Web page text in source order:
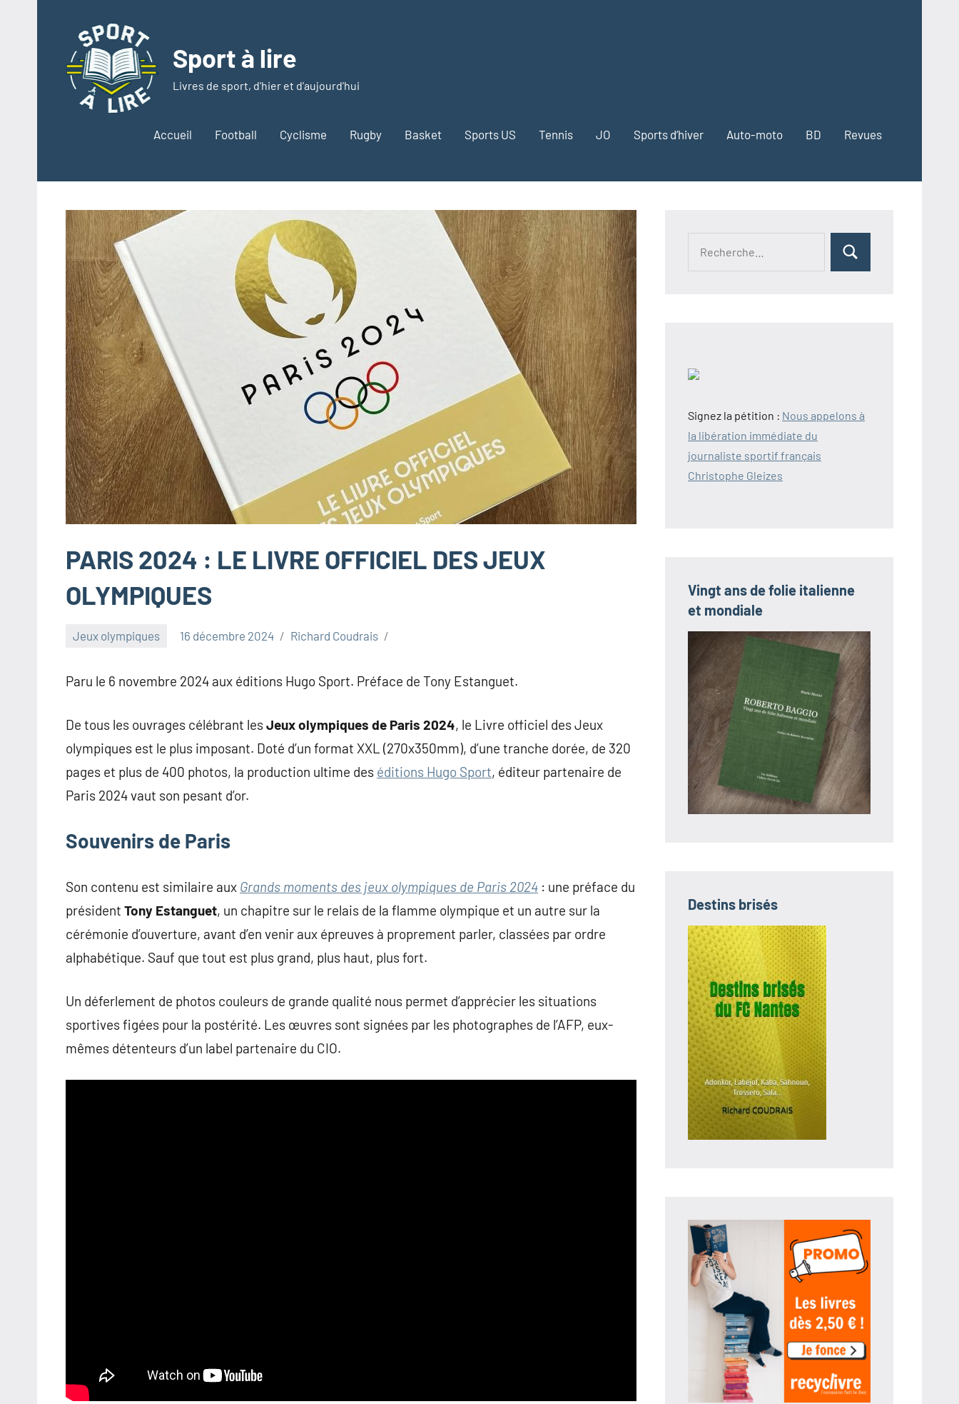
contenu
Sport à lire
Livres de sport, d'hier et d'aujourd'hui
Accueil Football Cyclisme Rugby Basket Sports US Tennis JO Sports d’hiver Auto-moto BD Revues
PARIS 2024 : LE LIVRE OFFICIEL DES JEUX
OLYMPIQUES
Jeux olympiques 16 décembre 2024 Richard Coudrais
Paru le 6 novembre 2024 aux éditions Hugo Sport. Préface de Tony Estanguet.
De tous les ouvrages célébrant lesJeux olympiques de Paris 2024, le Livre officiel des Jeux
olympiques est le plus imposant. Doté d’un format XXL (270x350mm), d’une tranche dorée, de 320
pages et plus de 400 photos, la production ultime des éditions Hugo Sport, éditeur partenaire de
Paris 2024 vaut son pesant d’or.
Souvenirs de Paris
Son contenu est similaire aux Grands moments des jeux olympiques de Paris 2024 : une préface du
président Tony Estanguet, un chapitre sur le relais de la flamme olympique et un autre sur la
cérémonie d’ouverture, avant d’en venir aux épreuves à proprement parler, classées par ordre
alphabétique. Sauf que tout est plus grand, plus haut, plus fort.
Un déferlement de photos couleurs de grande qualité nous permet d’apprécier les situations
sportives figées pour la postérité. Les œuvres sont signées par les photographes de l’AFP, eux-
mêmes détenteurs d’un label partenaire du CIO.
Rechercher
Signez la pétition : Nous appelons à
la libération immédiate du
journaliste sportif français
Christophe Gleizes
Vingt ans de folie italienne
et mondiale
Destins brisés